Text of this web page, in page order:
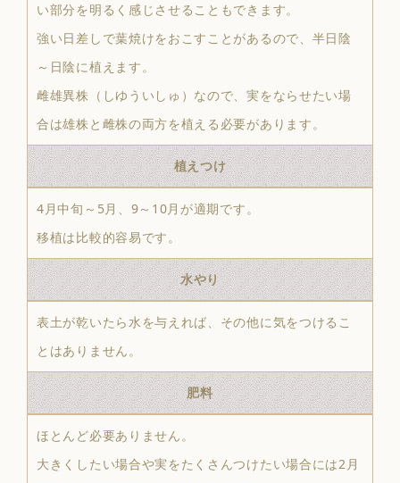
い部分を明るく感じさせることもできます。
強い日差しで葉焼けをおこすことがあるので、半日陰
～日陰に植えます。
雌雄異株（しゆういしゅ）なので、実をならせたい場
合は雄株と雌株の両方を植える必要があります。
植えつけ
4月中旬～5月、9～10月が適期です。
移植は比較的容易です。
水やり
表土が乾いたら水を与えれば、その他に気をつけるこ
とはありません。
肥料
ほとんど必要ありません。
大きくしたい場合や実をたくさんつけたい場合には2月